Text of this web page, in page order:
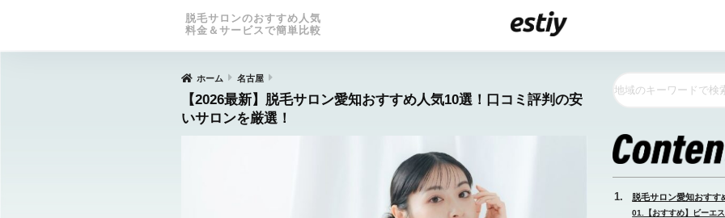
脱毛サロンのおすすめ人気
料金＆サービスで簡単比較
ホーム 名古屋
【2026最新】脱毛サロン愛知おすすめ人気10選！口コミ評判の安
いサロンを厳選！
脱毛サロン愛知おすす
01.【おすすめ】ビーエ